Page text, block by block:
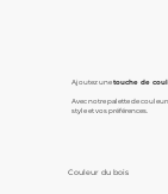
Ajoutez unetouche de
Avec notre palette de
style et vos préférences.
Couleur du bois